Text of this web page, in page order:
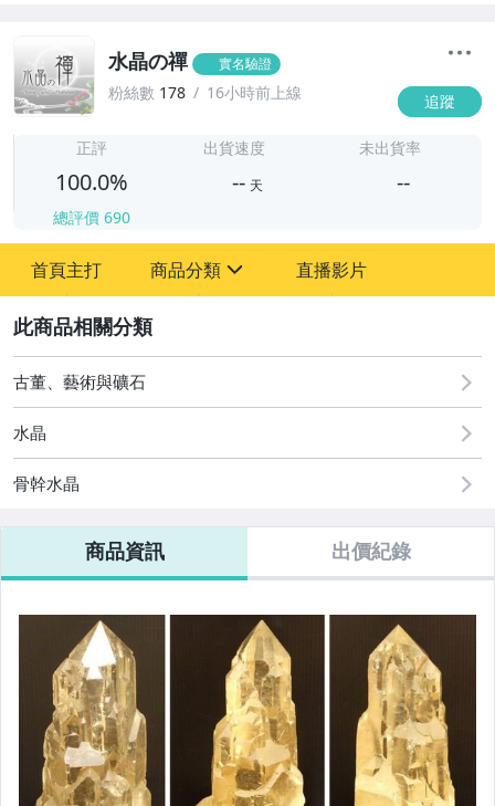
水晶の禪 實名驗證
粉絲數 178 16小時前上線 追蹤
正評
100.0%
總評價 690
出貨速度
-- 天
未出貨率
--
首頁主打 商品分類
古董、藝術與礦石
直播影片
古董、藝術與礦石
水晶
骨幹水晶
商品資訊 出價紀錄